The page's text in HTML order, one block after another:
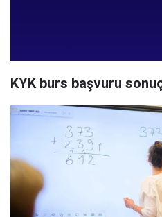
KYK burs başvuru